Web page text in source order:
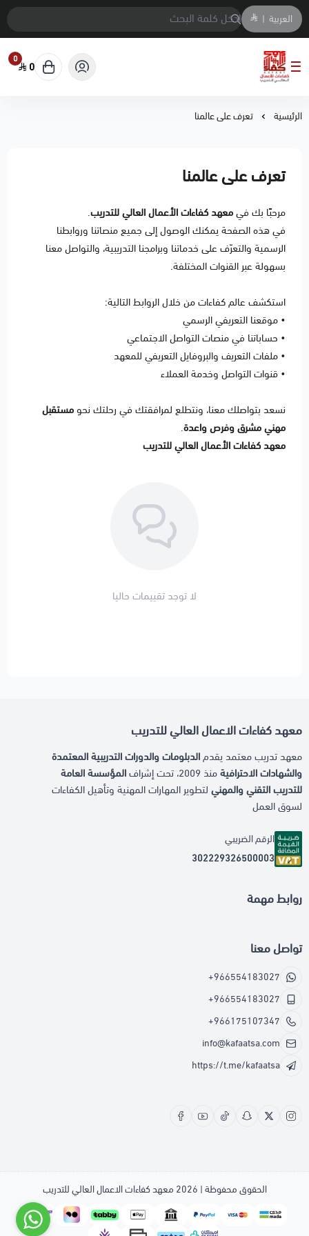
العربية |
معهد كفاءات الاعمال العالي للتدريب
0
0
الرئيسية تعرف على عالمنا
تعرف على عالمنا
مرحبًا بك فيمعهد كفاءات الأعمال العالي للتدريب.
في هذه الصفحة يمكنك الوصول إلى جميع منصاتنا وروابطنا
الرسمية والتعرّف على خدماتنا وبرامجنا التدريبية، والتواصل معنا
بسهولة عبر القنوات المختلفة.
استكشف عالم كفاءات من خلال الروابط التالية:
• موقعنا التعريفي الرسمي
• حساباتنا في منصات التواصل الاجتماعي
• ملفات التعريف والبروفايل التعريفي للمعهد
• قنوات التواصل وخدمة العملاء
نسعد بتواصلك معنا، ونتطلع لمرافقتك في رحلتك نحومستقبل
مهني مشرق وفرص واعدة.
معهد كفاءات الأعمال العالي للتدريب
لا توجد تقييمات حاليا
معهد كفاءات الاعمال العالي للتدريب
معهد تدريب معتمد يقدمالدبلومات والدورات التدريبية المعتمدة
والشهادات الاحترافيةمنذ 2009، تحت إشراف
المؤسسة العامة
للتدريب التقني والمهني لتطوير المهارات المهنية وتأهيل الكفاءات
لسوق العمل
الرقم الضريبي
302229326500003
روابط مهمة
تواصل معنا
+966554183027
+966554183027
+966175107347
info@kafaatsa.com
https://t.me/kafaatsa
الحقوق محفوظة | 2026 معهد كفاءات الاعمال العالي للتدريب